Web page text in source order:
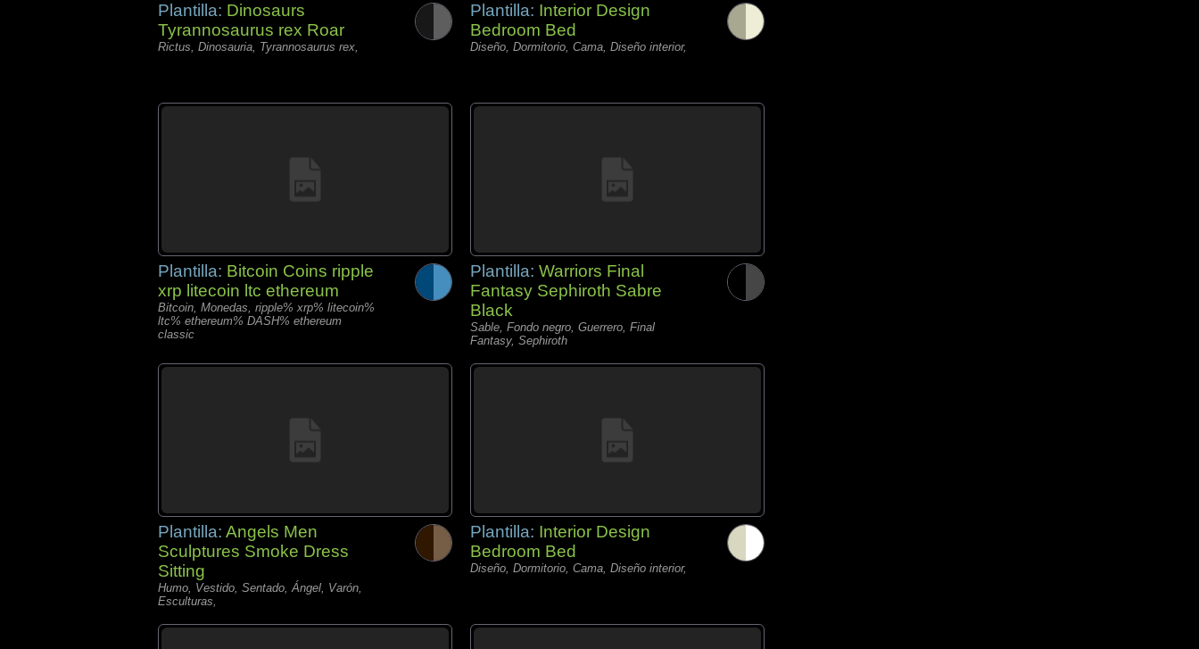
Plantilla: Dinosaurs
Tyrannosaurus rex Roar
Rictus, Dinosauria, Tyrannosaurus rex,
Plantilla: Interior Design
Bedroom Bed
Diseño, Dormitorio, Cama, Diseño interior,
Plantilla: Bitcoin Coins ripple
xrp litecoin ltc ethereum
Bitcoin, Monedas, ripple% xrp% litecoin%
ltc% ethereum% DASH% ethereum
classic
Plantilla: Warriors Final
Fantasy Sephiroth Sabre
Black
Sable, Fondo negro, Guerrero, Final
Fantasy, Sephiroth
Plantilla: Angels Men
Sculptures Smoke Dress
Sitting
Humo, Vestido, Sentado, Ángel, Varón,
Esculturas,
Plantilla: Interior Design
Bedroom Bed
Diseño, Dormitorio, Cama, Diseño interior,